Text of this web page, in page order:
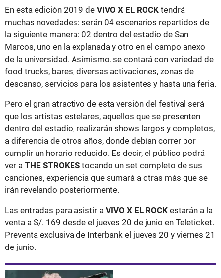
En esta edición 2019 de VIVO X EL ROCK tendrá
muchas novedades: serán 04 escenarios repartidos de
la siguiente manera: 02 dentro del estadio de San
Marcos, uno en la explanada y otro en el campo anexo
de la universidad. Asimismo, se contará con variedad de
food trucks, bares, diversas activaciones, zonas de
descanso, servicios para los asistentes y hasta una feria.
Pero el gran atractivo de esta versión del festival será
que los artistas estelares, aquellos que se presenten
dentro del estadio, realizarán shows largos y completos,
a diferencia de otros años, donde debían correr por
cumplir un horario reducido. Es decir, el público podrá
ver a THE STROKES tocando un set completo de sus
canciones, experiencia que sumará a otras más que se
irán revelando posteriormente.
Las entradas para asistir a VIVO X EL ROCK estarán a la
venta a S/. 169 desde el jueves 20 de junio en Teleticket.
Preventa exclusiva de Interbank el jueves 20 y viernes 21
de junio.